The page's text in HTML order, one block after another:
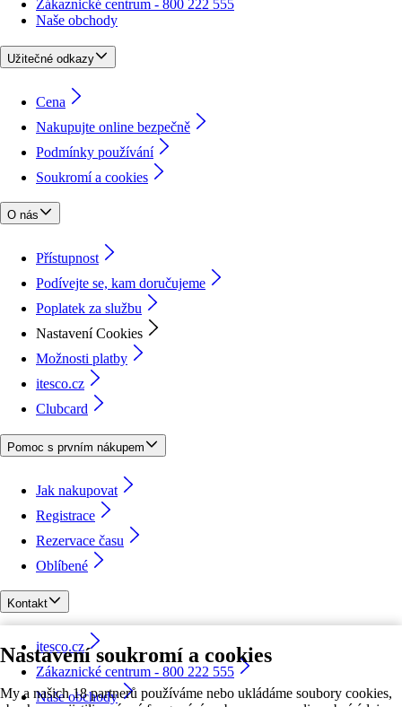
Nastavení soukromí a cookies
My a našich 18 partnerů používáme nebo ukládáme soubory cookies,
Zákaznické centrum - 800 222 555
Naše obchody
Užitečné odkazy
Cena
Nakupujte online bezpečně
Podmínky používání
Soukromí a cookies
O nás
Přístupnost
Podívejte se, kam doručujeme
Poplatek za službu
Nastavení Cookies
Možnosti platby
itesco.cz
Clubcard
Pomoc s prvním nákupem
Jak nakupovat
Registrace
Rezervace času
Oblíbené
Kontakt
itesco.cz
Zákaznické centrum - 800 222 555
Naše obchody